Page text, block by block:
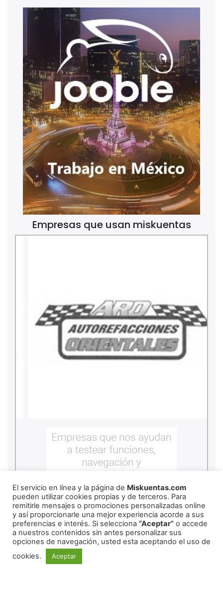
Empresas que usan miskuentas
El servicio en línea y la página de Miskuentas.com
pueden utilizar cookies propias y de terceros. Para
remitirle mensajes o promociones personalizadas online
y así proporcionarle una mejor experiencia acorde a sus
preferencias e interés. Si selecciona “Aceptar” o accede
a nuestros contenidos sin antes personalizar sus
opciones de navegación, usted esta aceptando el uso de
cookies.
Aceptar